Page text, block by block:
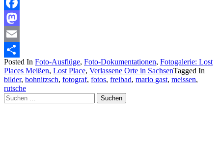
Facebook
Mastodon
Email
Teilen
Posted In Foto-Ausflüge, Foto-Dokumentationen, Fotogalerie: Lost
Places Meißen, Lost Place, Verlassene Orte in SachsenTagged In
bilder, bohnitzsch, fotograf, fotos, freibad, mario gast, meissen,
rutsche
Suchen
nach: